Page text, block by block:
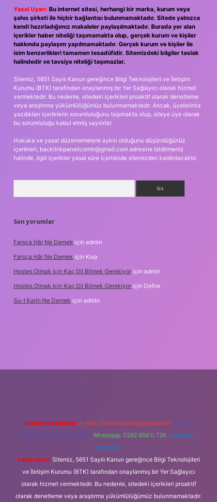
Yasal Uyarı: Bu internet sitesi, herhangi bir marka, kurum veya
şahıs şirketi ile hiçbir bağlantısı bulunmamaktadır. Sitede yalnızca
kendi hazırladığımız makaleler paylaşılmaktadır. Burada yer alan
içerikler haber niteliği taşımamakta olup, gerçek kurum ve kişiler
hakkında paylaşım yapılmamaktadır. Gerçek kurum ve kişiler ile
isim benzerlikleri tamamen tesadüfidir. Sitemizdeki bilgiler taslak
halindedir ve tavsiye niteliği taşımazlar.
Sitemiz, 5651 Sayılı Kanun gereğince Bilgi Teknolojileri ve İletişim
Kurumu (BTK) tarafından onaylanmış bir Yer Sağlayıcı olarak hizmet
vermektedir. Bu nedenle, sitedeki içerikleri proaktif olarak denetleme
veya araştırma yükümlülüğümüz bulunmamaktadır. Ancak, üyelerimiz
yazdıkları içeriklerin sorumluluğunu taşımakta olup, siteye üye olarak
bu sorumluluğu kabul etmiş sayılırlar.
Hukuka ve yasal düzenlemelere aykırı olduğunu düşündüğünüz
içerikleri, backlinkpanelicomtr@gmail.com adresine bildirmeniz
halinde, ilgili içerikler yasal süre içerisinde sitemizden kaldırılacaktır.
Son yorumlar
Farsça Hâr Ne Demek için admin
Farsça Hâr Ne Demek için Kısa
Hostes Olmak Için Kaç Dil Bilmek Gerekiyor için admin
Hostes Olmak Için Kaç Dil Bilmek Gerekiyor için Defne
Su-I Karin Ne Demek için admin
Reklam ve İletişim: E-mail: backlinkpaneli@gmail.com Teams:
forumhizmeti@gmail.com Whatsapp: 0262 606 0 726 Telegram:
@karabul
Yasal Uyarı: Sitemiz, 5651 Sayılı Kanun gereğince Bilgi Teknolojileri
ve İletişim Kurumu (BTK) tarafından onaylanmış bir Yer Sağlayıcı
olarak hizmet vermektedir. Bu nedenle, sitedeki içerikleri proaktif
olarak denetleme veya araştırma yükümlülüğümüz bulunmamaktadır.